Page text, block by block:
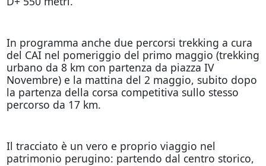
In programma anche due percorsi trekking a cura
del CAI nel pomeriggio del primo maggio (trekking
urbano da 8 km con partenza da piazza IV
Novembre) e la mattina del 2 maggio, subito dopo
la partenza della corsa competitiva sullo stesso
percorso da 17 km.
Il tracciato è un vero e proprio viaggio nel
patrimonio perugino: partendo dal centro storico,